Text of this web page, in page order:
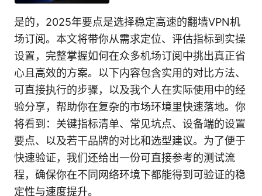
是的，2025年要点是选择稳定高速的翻墙VPN机
场订阅。本文将带你从需求定位、评估指标到实操
设置，完整掌握如何在众多机场订阅中挑出真正省
心且高效的方案。以下内容包含实用的对比方法、
可直接执行的步骤，以及我个人在实际使用中的经
验分享，帮助你在复杂的市场环境里快速落地。你
将看到：关键指标清单、常见坑点、设备端的设置
要点、以及若干品牌的对比和选型建议。为了便于
快速验证，我们还给出一份可直接参考的测试流
程，确保你在不同网络环境下都能得到可验证的稳
定性与速度提升。